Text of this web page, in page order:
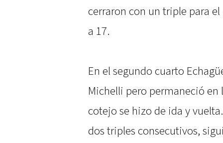
cerraron con un triple para
a 17.
En el segundo cuarto
Michelli pero permaneció
cotejo se hizo de ida y
dos triples consecutivos,